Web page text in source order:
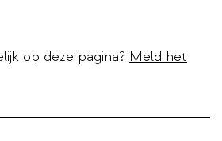
op deze pagina? Meld het